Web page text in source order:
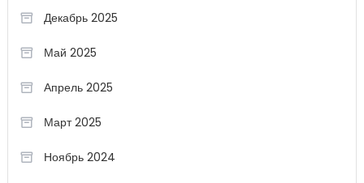
Декабрь 2025
Май 2025
Апрель 2025
Март 2025
Ноябрь 2024